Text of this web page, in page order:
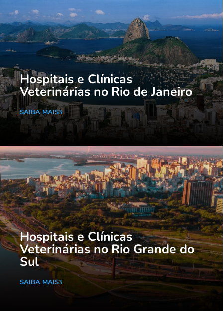
Hospitais e Clínicas
Veterinárias no Rio de Janeiro
SAIBA MAIS
Hospitais e Clínicas
Veterinárias no Rio Grande do
Sul
SAIBA MAIS